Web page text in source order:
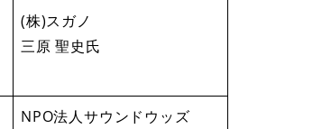
(株)スガノ
三原 聖史氏
NPO法人サウンドウッズ